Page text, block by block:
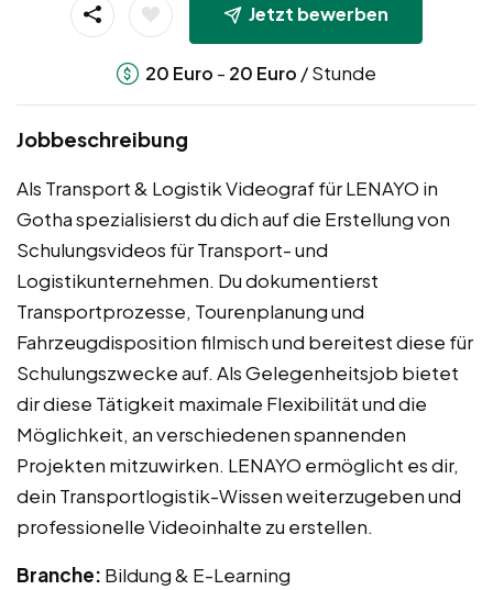
Jetzt bewerben
20 Euro - 20 Euro / Stunde
Jobbeschreibung
Als Transport & Logistik Videograf für LENAYO in
Gotha spezialisierst du dich auf die Erstellung von
Schulungsvideos für Transport- und
Logistikunternehmen. Du dokumentierst
Transportprozesse, Tourenplanung und
Fahrzeugdisposition filmisch und bereitest diese für
Schulungszwecke auf. Als Gelegenheitsjob bietet
dir diese Tätigkeit maximale Flexibilität und die
Möglichkeit, an verschiedenen spannenden
Projekten mitzuwirken. LENAYO ermöglicht es dir,
dein Transportlogistik-Wissen weiterzugeben und
professionelle Videoinhalte zu erstellen.
Branche: Bildung & E-Learning